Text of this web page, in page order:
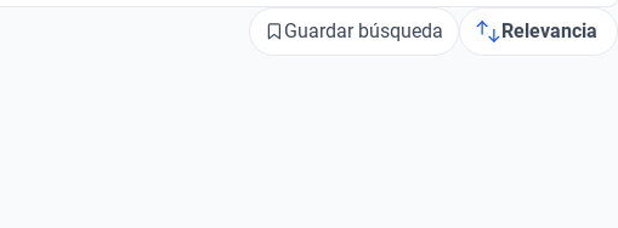
Guardar búsqueda Relevancia